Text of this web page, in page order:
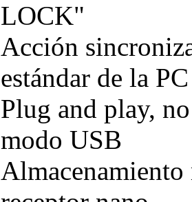
LOCK"
Acción
estándar de la PC
Plug and play,
modo USB
Almacenamiento